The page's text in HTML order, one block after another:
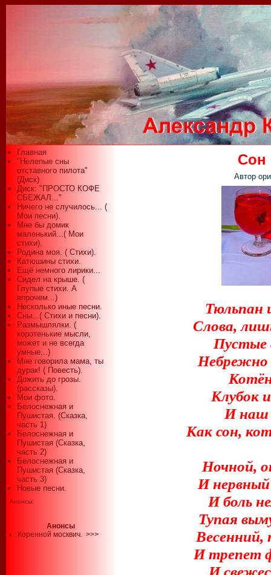
Главная
"Нелепые сны
отставного пилота"
(Диск)
Диск: "ПРОСТО КОФЕ
СБЕЖАЛ..."
Ничего не случилось... (
Мои песни).
Мне бы домик
маленький...( Мои
стихи).
Родина моя. ( Стихи).
Катюшины стихи.
Ещё немного лирики...
Сидел на крыше. (
Глупые стихи. А
впрочем...)
Несколько иные песни.
Сны...( Стихи и песни).
Размышлялки. (
коротенькие мысли,
может и не всегда
умные...)
Мне говорила мама, ты
дурак! ( Повесть).
Дожить до грозы.
(рассказы).
Мои фото.
Белоснежная и
Пушистая. (Сказка,
часть 1)
Белоснежная и
Пушистая (Сказка,
часть 2)
Белоснежная и
Пушистая (Сказка,
часть 3)
Новые песни.
Анонсы:
Анонсы
Коренной москвич. >>>
Сон
Автор
Тюльпан
Слова,
Пустые
Клубок
И наш
Как сон,
Ночной,
И
И боль
Тупая
Весенний,
И трепет
И